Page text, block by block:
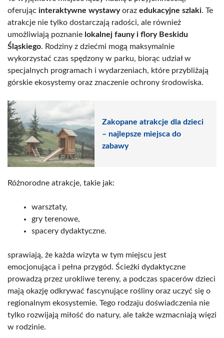
oferując interaktywne wystawyoraz edukacyjne szlaki. Te
atrakcje nie tylko dostarczają radości, ale również
umożliwiają poznanie lokalnej fauny i flory Beskidu
Śląskiego. Rodziny z dziećmi mogą maksymalnie
wykorzystać czas spędzony w parku, biorąc udział w
specjalnych programach i wydarzeniach, które przybliżają
górskie ekosystemy oraz znaczenie ochrony środowiska.
Zakopane atrakcje dla dzieci
– najlepsze miejsca do
zabawy
Różnorodne atrakcje, takie jak:
warsztaty,
gry terenowe,
spacery dydaktyczne.
sprawiają, że każda wizyta w tym miejscu jest
emocjonująca i pełna przygód. Ścieżki dydaktyczne
prowadzą przez urokliwe tereny, a podczas spacerów dzieci
mają okazję odkrywać fascynujące rośliny oraz uczyć się o
regionalnym ekosystemie. Tego rodzaju doświadczenia nie
tylko rozwijają miłość do natury, ale także wzmacniają więzi
w rodzinie.